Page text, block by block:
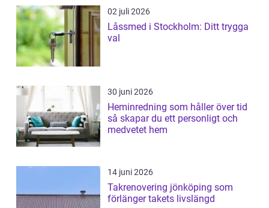
02 juli 2026
Låssmed i Stockholm: Ditt trygga
val
30 juni 2026
Heminredning som håller över tid
så skapar du ett personligt och
medvetet hem
14 juni 2026
Takrenovering jönköping som
förlänger takets livslängd